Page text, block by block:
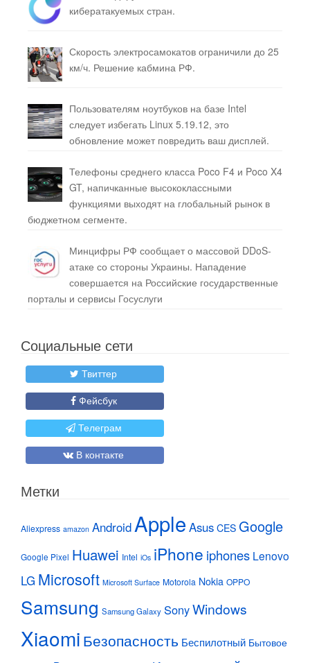
кибератакуемых стран.
Скорость электросамокатов ограничили до 25
км/ч. Решение кабмина РФ.
Пользователям ноутбуков на базе Intel
следует избегать Linux 5.19.12, это
обновление может повредить ваш дисплей.
Телефоны среднего класса Poco F4 и Poco X4
GT, напичканные высококлассными
функциями выходят на глобальный рынок в
бюджетном сегменте.
Минцифры РФ сообщает о массовой DDoS-
атаке со стороны Украины. Нападение
совершается на Российские государственные
порталы и сервисы Госуслуги
Социальные сети
Твиттер
Фейсбук
Телеграм
В контакте
Метки
Aliexpress amazon Android Apple Asus CES Google
Google Pixel Huawei Intel iOs iPhone iphones Lenovo
LG Microsoft Microsoft Surface Motorola Nokia OPPO
Samsung Samsung Galaxy SonyWindows
Xiaomi Безопасность Беспилотный Бытовое